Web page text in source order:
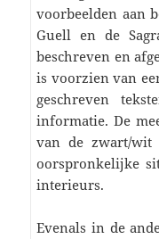
voorbeelden aan
Guell en de
beschreven en
is voorzien van
geschreven
informatie. De
van de zwart/wit
oorspronkelijke
interieurs.
Evenals in de